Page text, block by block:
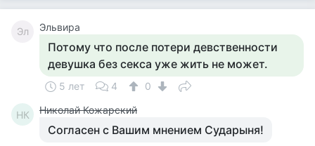
Эл Эльвира
Потому что после потери девственности
девушка без секса уже жить не может.
5 лет 4 0
НК Николай Кожарский
Согласен с Вашим мнением Сударыня!